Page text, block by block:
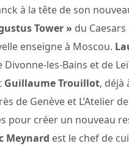
à la tête de son
Tower » du
enseigne à Moscou.
les-Bains et de
Guillaume Trouillot, déjà
de Genève et L’Atelier
pour créer un nouveau
Meynard est le chef de